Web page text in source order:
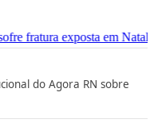
em Natal
[VÍDEO]
do Agora RN sobre